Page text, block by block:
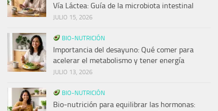
Vía Láctea: Guía de la microbiota intestinal
JULIO 15, 2026
BIO-NUTRICIÓN
Importancia del desayuno: Qué comer para
acelerar el metabolismo y tener energía
JULIO 13, 2026
BIO-NUTRICIÓN
Bio-nutrición para equilibrar las hormonas: